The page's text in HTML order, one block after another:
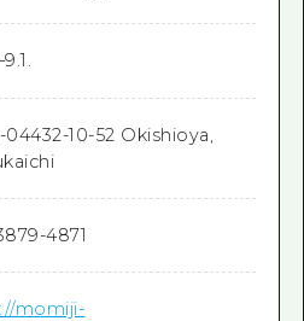
04432-10-52 Okishioya,
4871
momiji-